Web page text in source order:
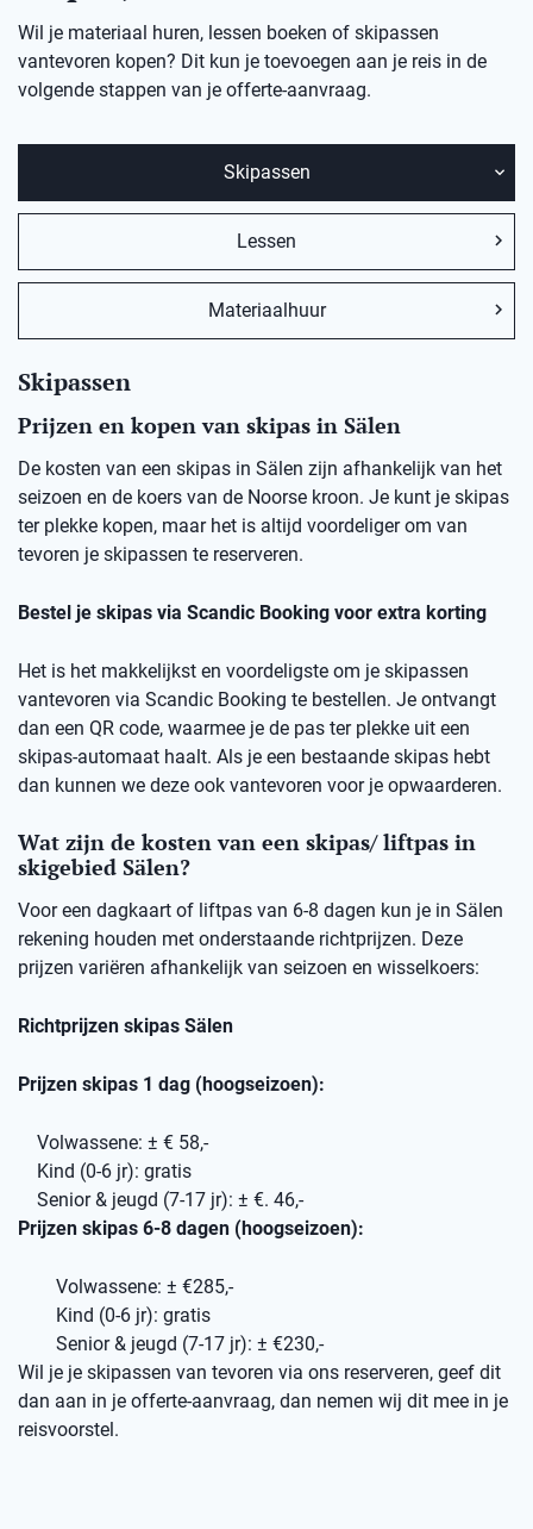
Wil je materiaal huren, lessen boeken of skipassen
vantevoren kopen? Dit kun je toevoegen aan je reis in de
volgende stappen van je offerte-aanvraag.
Skipassen
Lessen
Materiaalhuur
Skipassen
Prijzen en kopen van skipas in Sälen
De kosten van een skipas in Sälen zijn afhankelijk van het
seizoen en de koers van de Noorse kroon. Je kunt je skipas
ter plekke kopen, maar het is altijd voordeliger om van
tevoren je skipassen te reserveren.
Bestel je skipas via Scandic Booking voor extra korting
Het is het makkelijkst en voordeligste om je skipassen
vantevoren via Scandic Booking te bestellen. Je ontvangt
dan een QR code, waarmee je de pas ter plekke uit een
skipas-automaat haalt. Als je een bestaande skipas hebt
dan kunnen we deze ook vantevoren voor je opwaarderen.
Wat zijn de kosten van een skipas/ liftpas in
skigebied Sälen?
Voor een dagkaart of liftpas van 6-8 dagen kun je in Sälen
rekening houden met onderstaande richtprijzen. Deze
prijzen variëren afhankelijk van seizoen en wisselkoers:
Richtprijzen skipas Sälen
Prijzen skipas 1 dag (hoogseizoen):
Volwassene: ± € 58,-
Kind (0-6 jr): gratis
Senior & jeugd (7-17 jr): ± €. 46,-
Prijzen skipas 6-8 dagen (hoogseizoen):
Volwassene: ± €285,-
Kind (0-6 jr): gratis
Senior & jeugd (7-17 jr): ± €230,-
Wil je je skipassen van tevoren via ons reserveren, geef dit
dan aan in je offerte-aanvraag, dan nemen wij dit mee in je
reisvoorstel.